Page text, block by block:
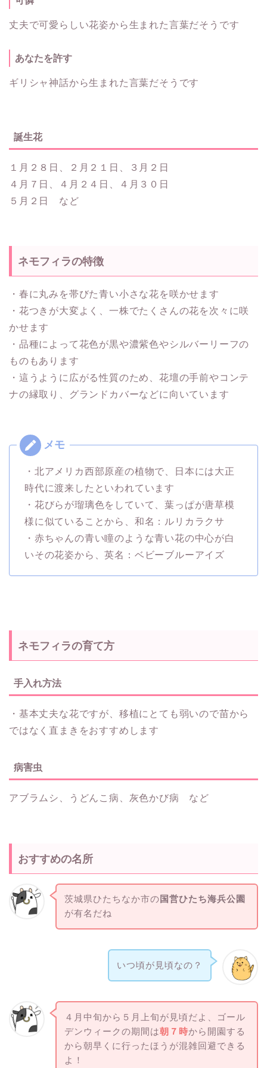
丈夫で可愛らしい花姿から生まれた言葉だそうです
あなたを許す
ギリシャ神話から生まれた言葉だそうです
誕生花
１月２８日、２月２１日、３月２日
４月７日、４月２４日、４月３０日
５月２日 など
ネモフィラの特徴
・春に丸みを帯びた青い小さな花を咲かせます
・花つきが大変よく、一株でたくさんの花を次々に咲
かせます
・品種によって花色が黒や濃紫色やシルバーリーフの
ものもあります
・這うように広がる性質のため、花壇の手前やコンテ
ナの縁取り、グランドカバーなどに向いています
・北アメリカ西部原産の植物で、日本には大正
時代に渡来したといわれています
・花びらが瑠璃色をしていて、葉っぱが唐草模
様に似ていることから、和名：ルリカラクサ
・赤ちゃんの青い瞳のような青い花の中心が白
いその花姿から、英名：ベビーブルーアイズ
ネモフィラの育て方
手入れ方法
・基本丈夫な花ですが、移植にとても弱いので苗から
ではなく直まきをおすすめします
病害虫
アブラムシ、うどんこ病、灰色かび病 など
おすすめの名所
茨城県ひたちなか市の 国営ひたち海兵公園
が有名だね
いつ頃が見頃なの？
４月中旬から５月上旬が見頃だよ、ゴール
デンウィークの期間は朝７時から開園する
から朝早くに行ったほうが混雑回避できる
よ！